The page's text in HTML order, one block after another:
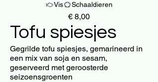
€ 8,00
Vis Schaaldieren
Tofu spiesjes
Gegrilde tofu spiesjes, gemarineerd in
een mix van soja en sesam,
geserveerd met geroosterde
seizoensgroenten